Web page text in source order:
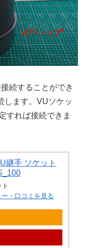
続することができ
します。VUソケッ
すれば接続できま
継手 ソケット
・口コミを見る